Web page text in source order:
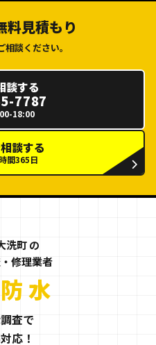
料見積もり
談ください。
談する
7787
18:00
談する
間365日
洗町 の
修理業者
大洗町の
水
査で
応！